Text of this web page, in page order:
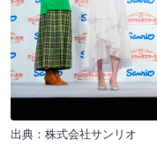
出典：株式会社サンリオ